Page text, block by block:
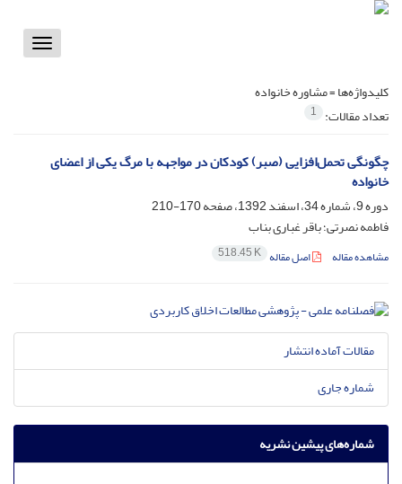
Toggle
کلیدواژه‌ها =مشاوره خانواده
تعداد مقالات: 1
چگونگی تحمل‌افزایی (صبر) کودکان در مواجهه با مرگ یکی از اعضای
خانواده
دوره 9، شماره 34، اسفند 1392، صفحه
170-210
فاطمه نصرتی؛ باقر غباری بناب
مشاهده مقاله اصل مقاله 518.45 K
مقالات آماده انتشار
شماره جاری
شماره‌های پیشین نشریه